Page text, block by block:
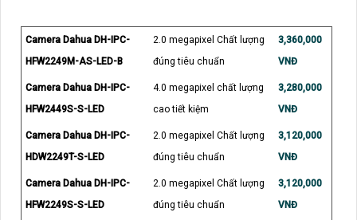
Camera Dahua DH-IPC-
HFW2249M-AS-LED-B
2.0 megapixel Chất lượng
đúng tiêu chuẩn
3,360,000
VNĐ
Camera Dahua DH-IPC-
HFW2449S-S-LED
4.0 megapixel chất lượng
cao tiết kiệm
3,280,000
VNĐ
Camera Dahua DH-IPC-
HDW2249T-S-LED
2.0 megapixel Chất lượng
đúng tiêu chuẩn
3,120,000
VNĐ
Camera Dahua DH-IPC-
HFW2249S-S-LED
2.0 megapixel Chất lượng
đúng tiêu chuẩn
3,120,000
VNĐ